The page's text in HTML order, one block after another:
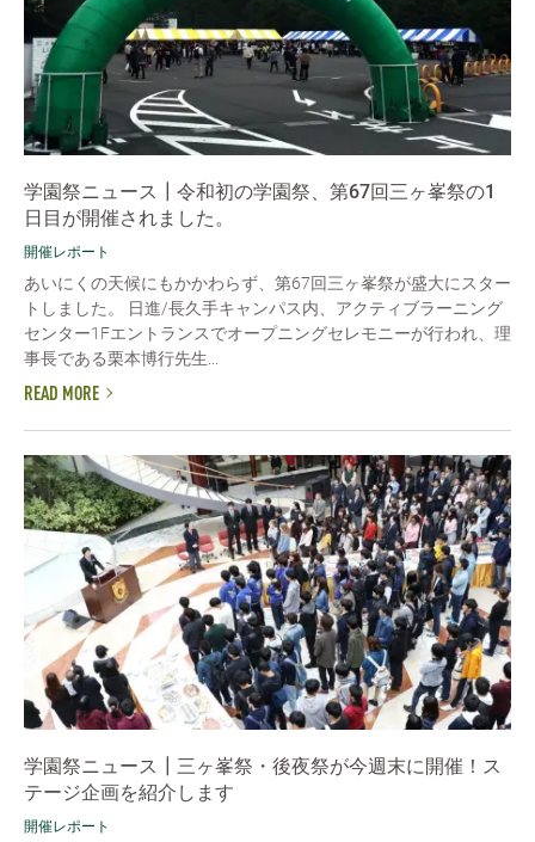
学園祭ニュース┃令和初の学園祭、第67回三ヶ峯祭の1
日目が開催されました。
開催レポート
あいにくの天候にもかかわらず、第67回三ヶ峯祭が盛大にスター
トしました。 日進/長久手キャンパス内、アクティブラーニング
センター1Fエントランスでオープニングセレモニーが行われ、理
事長である栗本博行先生...
READ MORE
学園祭ニュース┃三ヶ峯祭・後夜祭が今週末に開催！ス
テージ企画を紹介します
開催レポート